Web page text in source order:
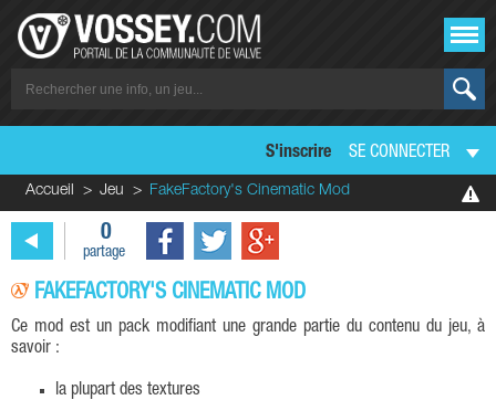
S'inscrire SE CONNECTER
Accueil Jeu FakeFactory's Cinematic Mod
0
partage
FAKEFACTORY'S CINEMATIC MOD
Ce mod est un pack modifiant une grande partie du contenu du jeu, à
savoir :
la plupart des textures